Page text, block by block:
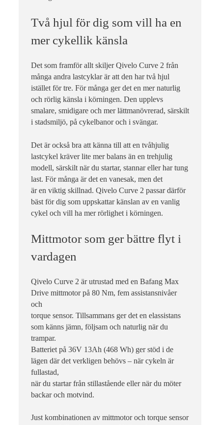
Två hjul för dig som vill ha en
mer cykellik känsla
Det som framför allt skiljer Qivelo Curve 2 från
många andra lastcyklar är att den har två hjul
istället för tre. För många ger det en mer naturlig
och rörlig känsla i körningen. Den upplevs
smalare, smidigare och mer lättmanövrerad, särskilt
i stadsmiljö, på cykelbanor och i svängar.
Det är också bra att känna till att en tvåhjulig
lastcykel kräver lite mer balans än en trehjulig
modell, särskilt när du startar, stannar eller har tung
last. För många är det en vanesak, men det
är en viktig skillnad. Qivelo Curve 2 passar därför
bäst för dig som uppskattar känslan av en vanlig
cykel och vill ha mer rörlighet i körningen.
Mittmotor som ger bättre flyt i
vardagen
Qivelo Curve 2 är utrustad med en Bafang Max
Drive mittmotor på 80 Nm, fem assistansnivåer
och
torque sensor. Tillsammans ger det en elassistans
som känns jämn, följsam och naturlig när du
trampar.
Batteriet på 36V 13Ah (468 Wh) ger stöd i de
lägen där det verkligen behövs – när cykeln är
fullastad,
när du startar från stillastående eller när du möter
backar och motvind.
Just kombinationen av mittmotor och torque sensor